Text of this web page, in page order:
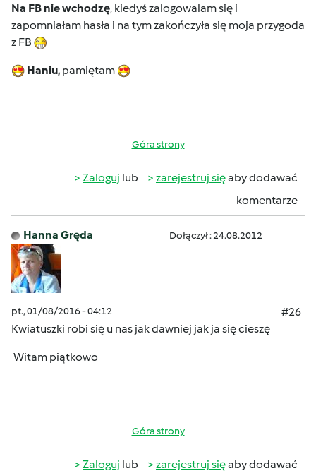
Na FB nie wchodzę, kiedyś zalogowalam się i
zapomniałam hasła i na tym zakończyła się moja przygoda
z FB
Haniu, pamiętam
Góra strony
Zaloguj lub zarejestruj sięaby dodawać
komentarze
Hanna Gręda Dołączył : 24.08.2012
pt., 01/08/2016 - 04:12
#26
Kwiatuszki robi się u nas jak dawniej jak ja się cieszę
Witam piątkowo
Góra strony
Zaloguj lub zarejestruj sięaby dodawać